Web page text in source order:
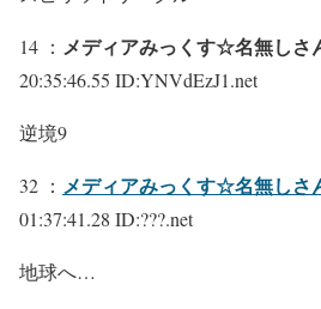
14 ： メディアみっくす☆名無しさ
20:35:46.55 ID:YNVdEzJ1.net
逆境9
32 ： メディアみっくす☆名無しさ
01:37:41.28 ID:???.net
地球へ…